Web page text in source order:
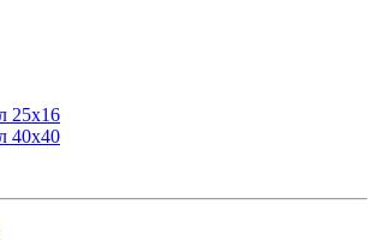
25х16
40х40